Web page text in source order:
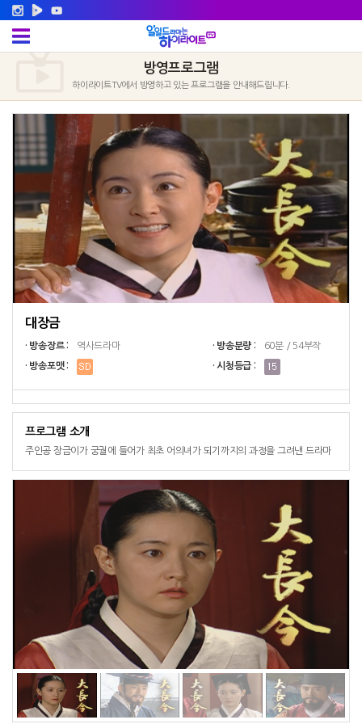
방영프로그램
하이라이트TV에서 방영하고 있는 프로그램을 안내해드립니다.
대장금
· 방송장르 : 역사드라마 · 방송분량 : 60분 / 54부작
· 방송포맷 : · 시청등급 :
프로그램 소개
주인공 장금이가 궁궐에 들어가 최초 어의녀가 되기까지의 과정을 그려낸 드라마